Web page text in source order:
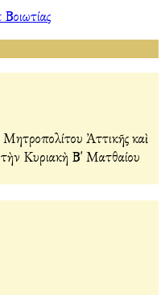
Ἀττικῆς καὶ
τὴν Κυριακὴ Β' Ματθαίου